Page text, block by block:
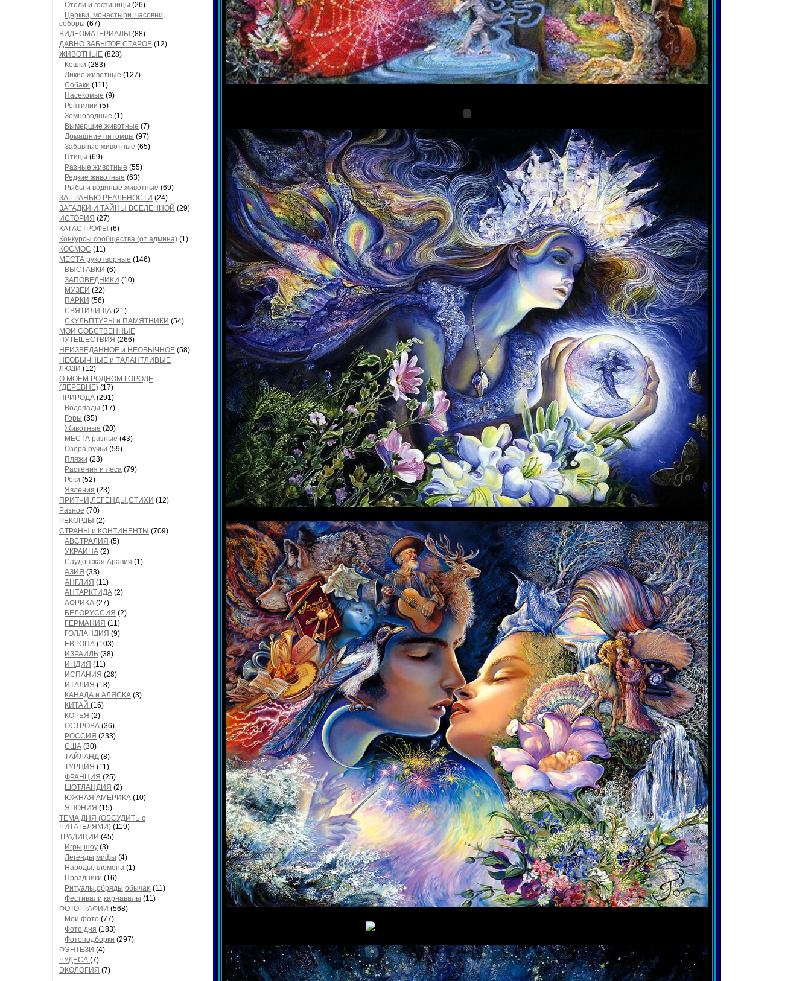
Отели и гостиницы (26)
Церкви, монастыри, часовни,
соборы (67)
ВИДЕОМАТЕРИАЛЫ (88)
ДАВНО ЗАБЫТОЕ СТАРОЕ (12)
ЖИВОТНЫЕ (828)
Кошки (283)
Дикие животные (127)
Собаки (111)
Насекомые (9)
Рептилии (5)
Земноводные (1)
Вымершие животные (7)
Домашние питомцы (97)
Забавные животные (65)
Птицы (69)
Разные животные (55)
Редкие животные (63)
Рыбы и водяные животные (69)
ЗА ГРАНЬЮ РЕАЛЬНОСТИ (24)
ЗАГАДКИ И ТАЙНЫ ВСЕЛЕННОЙ (29)
ИСТОРИЯ (27)
КАТАСТРОФЫ (6)
Конкурсы сообщества (от админа) (1)
КОСМОС (11)
МЕСТА рукотворные (146)
ВЫСТАВКИ (6)
ЗАПОВЕДНИКИ (10)
МУЗЕИ (22)
ПАРКИ (56)
СВЯТИЛИЩА (21)
СКУЛЬПТУРЫ и ПАМЯТНИКИ (54)
МОИ СОБСТВЕННЫЕ
ПУТЕШЕСТВИЯ (266)
НЕИЗВЕДАННОЕ и НЕОБЫЧНОЕ (58)
НЕОБЫЧНЫЕ и ТАЛАНТЛИВЫЕ
ЛЮДИ (12)
О МОЕМ РОДНОМ ГОРОДЕ
(ДЕРЕВНЕ) (17)
ПРИРОДА (291)
Водопады (17)
Горы (35)
Животные (20)
МЕСТА разные (43)
Озера,ручьи (59)
Пляжи (23)
Растения и леса (79)
Реки (52)
Явления (23)
ПРИТЧИ,ЛЕГЕНДЫ,СТИХИ (12)
Разное (70)
РЕКОРДЫ (2)
СТРАНЫ и КОНТИНЕНТЫ (709)
АВСТРАЛИЯ (5)
УКРАИНА (2)
Саудовская Аравия (1)
АЗИЯ (33)
АНГЛИЯ (11)
АНТАРКТИДА (2)
АФРИКА (27)
БЕЛОРУССИЯ (2)
ГЕРМАНИЯ (11)
ГОЛЛАНДИЯ (9)
ЕВРОПА (103)
ИЗРАИЛЬ (38)
ИНДИЯ (11)
ИСПАНИЯ (28)
ИТАЛИЯ (18)
КАНАДА и АЛЯСКА (3)
КИТАЙ (16)
КОРЕЯ (2)
ОСТРОВА (36)
РОССИЯ (233)
США (30)
ТАЙЛАНД (8)
ТУРЦИЯ (11)
ФРАНЦИЯ (25)
ШОТЛАНДИЯ (2)
ЮЖНАЯ АМЕРИКА (10)
ЯПОНИЯ (15)
ТЕМА ДНЯ (ОБСУДИТЬ с
ЧИТАТЕЛЯМИ) (119)
ТРАДИЦИИ (45)
Игры,шоу (3)
Легенды,мифы (4)
Народы,племена (1)
Праздники (16)
Ритуалы,обряды,обычаи (11)
Фестивали,карнавалы (11)
ФОТОГРАФИИ (568)
Мои фото (77)
Фото дня (183)
Фотоподборки (297)
ФЭНТЕЗИ (4)
ЧУДЕСА (7)
ЭКОЛОГИЯ (7)